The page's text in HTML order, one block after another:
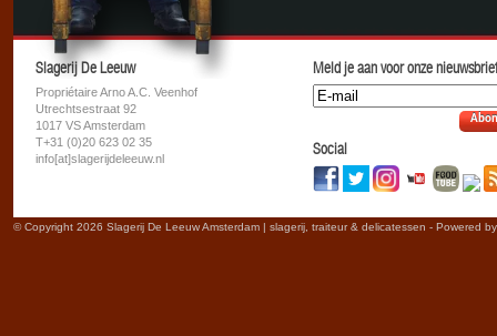
Slagerij De Leeuw
Propriétaire Arno A.C. Veenhof
Utrechtsestraat 92
1017 VS Amsterdam
T+31 (0)20 623 02 35
info[at]slagerijdeleeuw.nl
Meld je aan voor onze
Social
© Copyright 2026 Slagerij De Leeuw Amsterdam | slagerij, traiteur & delicatessen - Powered